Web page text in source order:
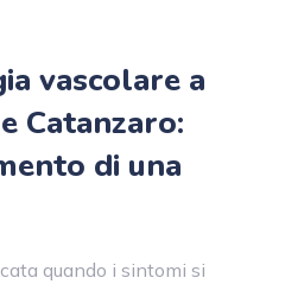
vascolare a
Catanzaro:
di una
quando i sintomi si